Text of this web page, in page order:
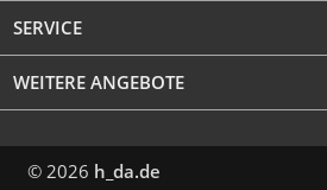
SERVICE
WEITERE ANGEBOTE
© 2026 h_da.de